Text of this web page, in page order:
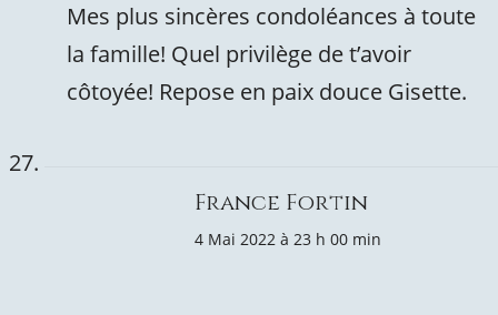
Mes plus sincères condoléances à toute
la famille! Quel privilège de t’avoir
côtoyée! Repose en paix douce Gisette.
France Fortin
4 Mai 2022 à 23 h 00 min